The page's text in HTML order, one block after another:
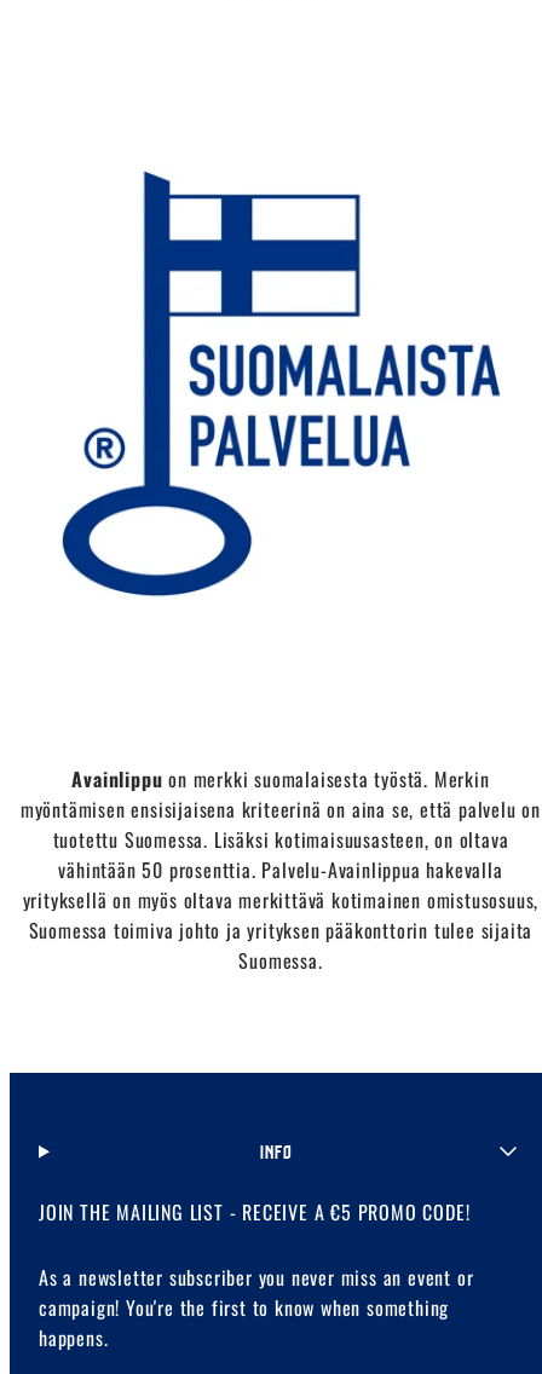
Avainlippuon merkki suomalaisesta työstä. Merkin
myöntämisen ensisijaisena kriteerinä on aina se, että palvelu on
tuotettu Suomessa. Lisäksi kotimaisuusasteen, on oltava
vähintään 50 prosenttia. Palvelu-Avainlippua hakevalla
yrityksellä on myös oltava merkittävä kotimainen omistusosuus,
Suomessa toimiva johto ja yrityksen pääkonttorin tulee sijaita
Suomessa.
INFO
JOIN THE MAILING LIST - RECEIVE A €5 PROMO CODE!
As a newsletter subscriber you never miss an event or
campaign! You're the first to know when something
happens.